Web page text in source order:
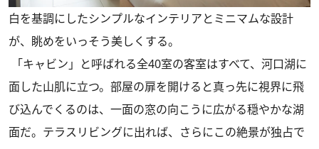
白を基調にしたシンプルなインテリアとミニマムな設計
が、眺めをいっそう美しくする。
「キャビン」と呼ばれる全40室の客室はすべて、河口湖に
面した山肌に立つ。部屋の扉を開けると真っ先に視界に飛
び込んでくるのは、一面の窓の向こうに広がる穏やかな湖
面だ。テラスリビングに出れば、さらにこの絶景が独占で